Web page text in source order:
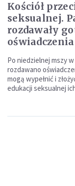
Kościół
seksualnej.
rozdawały
oświadczenia
Po niedzielnej mszy
rozdawano
mogą wypełnić i
edukacji seksualnej